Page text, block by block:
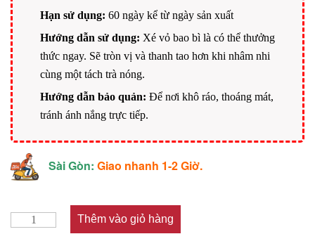
Hạn sử dụng: 60 ngày kể từ ngày sản xuất
Hướng dẫn sử dụng: Xé vỏ bao bì là có thể thưởng
thức ngay. Sẽ tròn vị và thanh tao hơn khi nhâm nhi
cùng một tách trà nóng.
Hướng dẫn bảo quản: Để nơi khô ráo, thoáng mát,
tránh ánh nắng trực tiếp.
Sài Gòn: Giao nhanh 1-2 Giờ.
Thêm vào giỏ hàng